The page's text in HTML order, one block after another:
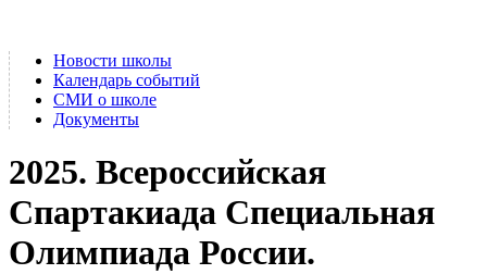
Новости школы
Календарь событий
СМИ о школе
Документы
2025. Всероссийская
Спартакиада Специальная
Олимпиада России.